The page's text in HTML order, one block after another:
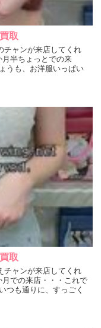
取
チャンが来店してくれ
半ちょっとでの来
うも、お洋服いっぱい
取
チャンが来店してくれ
での来店・・・これで
つも通りに、すっごく